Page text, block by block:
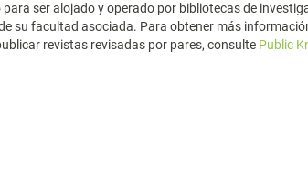
ser alojado y operado por bibliotecas de
su facultad asociada. Para obtener más
revistas revisadas por pares, consulte Public